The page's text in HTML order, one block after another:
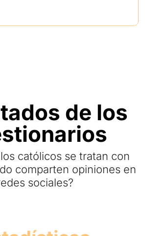
de los
católicos se tratan con
comparten opiniones en
sociales?